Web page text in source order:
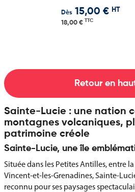
Dès 15,00 € HT
18,00 € TTC
Retour en
Sainte-Lucie : une nation
montagnes volcaniques,
patrimoine créole
Sainte-Lucie, une île
Située dans les Petites Antilles, entre
Vincent-et-les-Grenadines, Sainte-
reconnu pour ses paysages